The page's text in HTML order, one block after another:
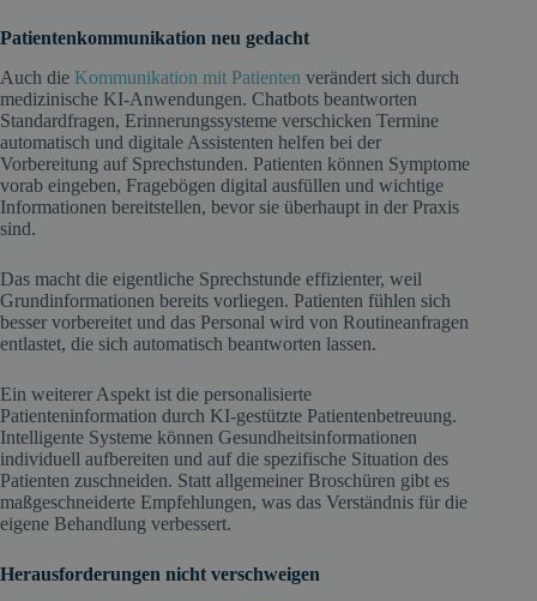
Patientenkommunikation neu gedacht
Auch die Kommunikation mit Patienten verändert sich durch
medizinische KI-Anwendungen. Chatbots beantworten
Standardfragen, Erinnerungssysteme verschicken Termine
automatisch und digitale Assistenten helfen bei der
Vorbereitung auf Sprechstunden. Patienten können Symptome
vorab eingeben, Fragebögen digital ausfüllen und wichtige
Informationen bereitstellen, bevor sie überhaupt in der Praxis
sind.
Das macht die eigentliche Sprechstunde effizienter, weil
Grundinformationen bereits vorliegen. Patienten fühlen sich
besser vorbereitet und das Personal wird von Routineanfragen
entlastet, die sich automatisch beantworten lassen.
Ein weiterer Aspekt ist die personalisierte
Patienteninformation durch KI-gestützte Patientenbetreuung.
Intelligente Systeme können Gesundheitsinformationen
individuell aufbereiten und auf die spezifische Situation des
Patienten zuschneiden. Statt allgemeiner Broschüren gibt es
maßgeschneiderte Empfehlungen, was das Verständnis für die
eigene Behandlung verbessert.
Herausforderungen nicht verschweigen